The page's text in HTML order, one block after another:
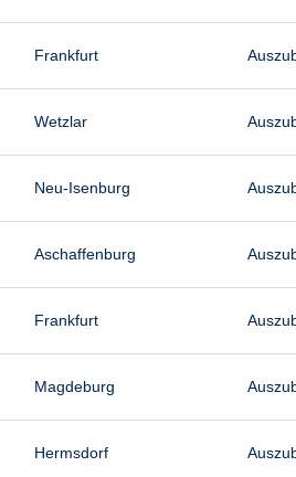
Vertrieb
Frankfurt
Wetzlar
Neu-Isenburg
Aschaffenburg
Frankfurt
Magdeburg
Hermsdorf